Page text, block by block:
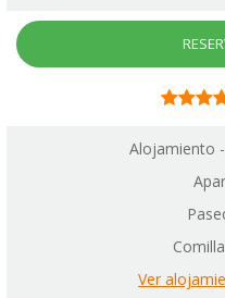
Alojamiento
Ver